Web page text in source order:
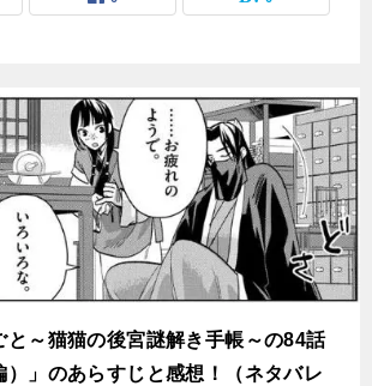
と～猫猫の後宮謎解き手帳～の84話
）」のあらすじと感想！（ネタバレ